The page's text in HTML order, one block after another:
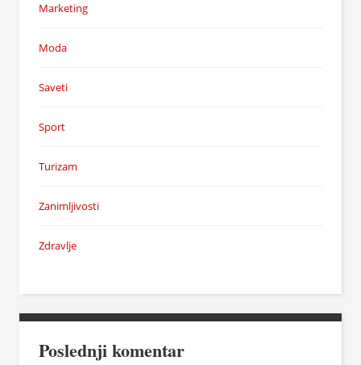
Marketing
Moda
Saveti
Sport
Turizam
Zanimljivosti
Zdravlje
Poslednji komentar